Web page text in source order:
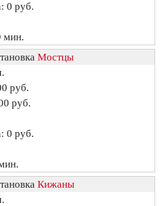
0 руб.
мин.
Мостцы
руб.
руб.
0 руб.
Кижаны